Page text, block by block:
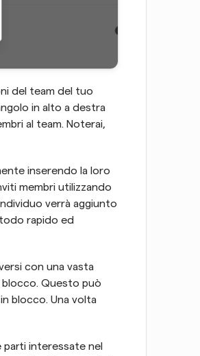
del team del tuo
in alto a destra
al team. Noterai,
inserendo la loro
membri utilizzando
verrà aggiunto
rapido ed
con una vasta
blocco. Questo può
blocco. Una volta
parti interessate nel